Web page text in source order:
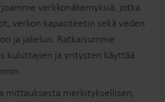
verkkonäkemyksiä, jotka
verkon kapasiteetin sekä veden
ja jakelun. Ratkaisumme
kuluttajien ja yritysten käyttää
mittauksesta merkityksellisen,